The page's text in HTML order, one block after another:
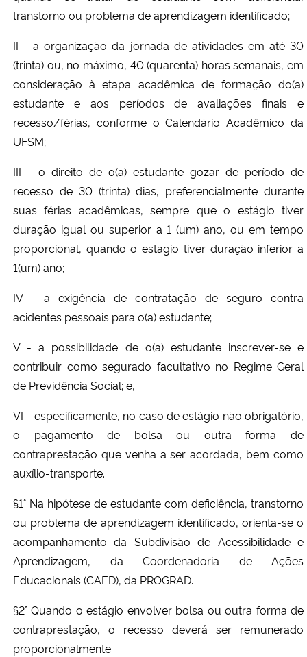
transtorno ou problema de aprendizagem identificado;
II - a organização da jornada de atividades em até 30
(trinta) ou, no máximo, 40 (quarenta) horas semanais, em
consideração à etapa acadêmica de formação do(a)
estudante e aos períodos de avaliações finais e
recesso/férias, conforme o Calendário Acadêmico da
UFSM;
III - o direito de o(a) estudante gozar de período de
recesso de 30 (trinta) dias, preferencialmente durante
suas férias acadêmicas, sempre que o estágio tiver
duração igual ou superior a 1 (um) ano, ou em tempo
proporcional, quando o estágio tiver duração inferior a
1(um) ano;
IV - a exigência de contratação de seguro contra
acidentes pessoais para o(a) estudante;
V - a possibilidade de o(a) estudante inscrever-se e
contribuir como segurado facultativo no Regime Geral
de Previdência Social; e,
VI - especificamente, no caso de estágio não obrigatório,
o pagamento de bolsa ou outra forma de
contraprestação que venha a ser acordada, bem como
auxílio-transporte.
§1° Na hipótese de estudante com deficiência, transtorno
ou problema de aprendizagem identificado, orienta-se o
acompanhamento da Subdivisão de Acessibilidade e
Aprendizagem, da Coordenadoria de Ações
Educacionais (CAED), da PROGRAD.
§2° Quando o estágio envolver bolsa ou outra forma de
contraprestação, o recesso deverá ser remunerado
proporcionalmente.